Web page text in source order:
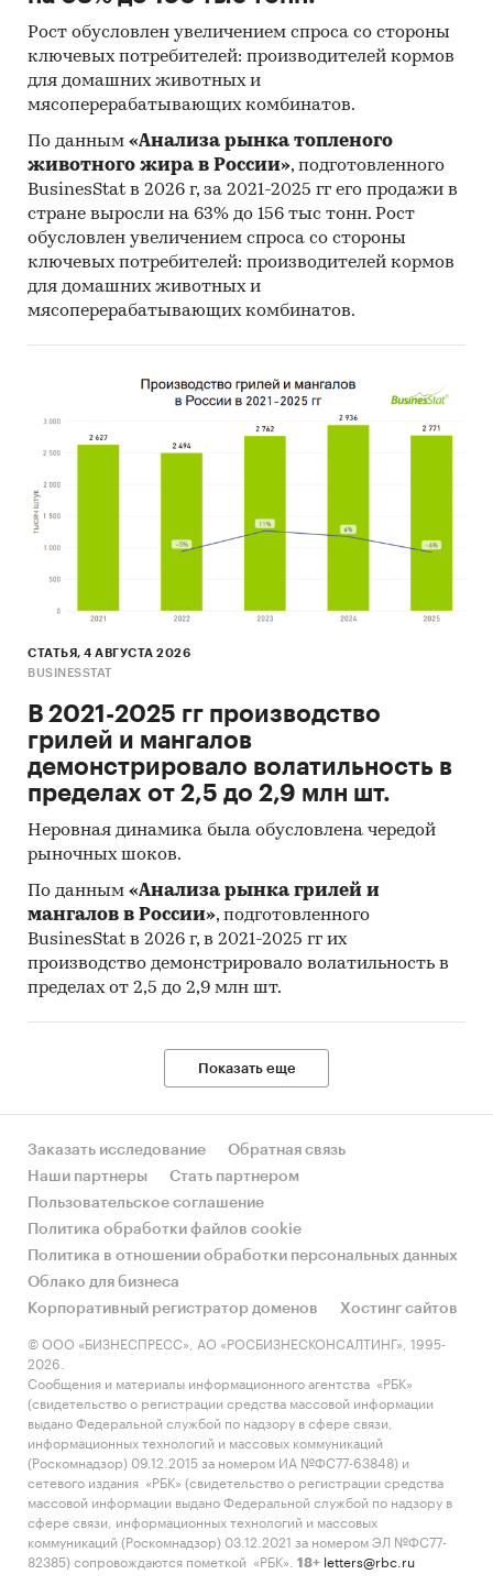
Рост обусловлен увеличением спроса со стороны
ключевых потребителей: производителей кормов
для домашних животных и
мясоперерабатывающих комбинатов.
По данным «Анализа рынка топленого
животного жира в России», подготовленного
BusinesStat в 2026 г, за 2021-2025 гг его продажи в
стране выросли на 63% до 156 тыс тонн. Рост
обусловлен увеличением спроса со стороны
ключевых потребителей: производителей кормов
для домашних животных и
мясоперерабатывающих комбинатов.
СТАТЬЯ, 4 АВГУСТА 2026
BUSINESSTAT
В 2021-2025 гг производство
грилей и мангалов
демонстрировало волатильность в
пределах от 2,5 до 2,9 млн шт.
Неровная динамика была обусловлена чередой
рыночных шоков.
По данным «Анализа рынка грилей и
мангалов в России», подготовленного
BusinesStat в 2026 г, в 2021-2025 гг их
производство демонстрировало волатильность в
пределах от 2,5 до 2,9 млн шт.
Показать еще
Заказать исследование
Обратная связь
Наши партнеры
Стать партнером
Пользовательское соглашение
Политика обработки файлов cookie
Политика в отношении обработки персональных данных
Облако для бизнеса
Корпоративный регистратор доменов
Хостинг сайтов
© ООО «БИЗНЕСПРЕСС», АО «РОСБИЗНЕСКОНСАЛТИНГ», 1995-
2026.
Сообщения и материалы информационного агентства «РБК»
(свидетельство о регистрации средства массовой информации
выдано Федеральной службой по надзору в сфере связи,
информационных технологий и массовых коммуникаций
(Роскомнадзор) 09.12.2015 за номером ИА №ФС77-63848) и
сетевого издания «РБК» (свидетельство о регистрации средства
массовой информации выдано Федеральной службой по надзору в
сфере связи, информационных технологий и массовых
коммуникаций (Роскомнадзор) 03.12.2021 за номером ЭЛ №ФС77-
82385) сопровождаются пометкой «РБК».
18+ letters@rbc.ru